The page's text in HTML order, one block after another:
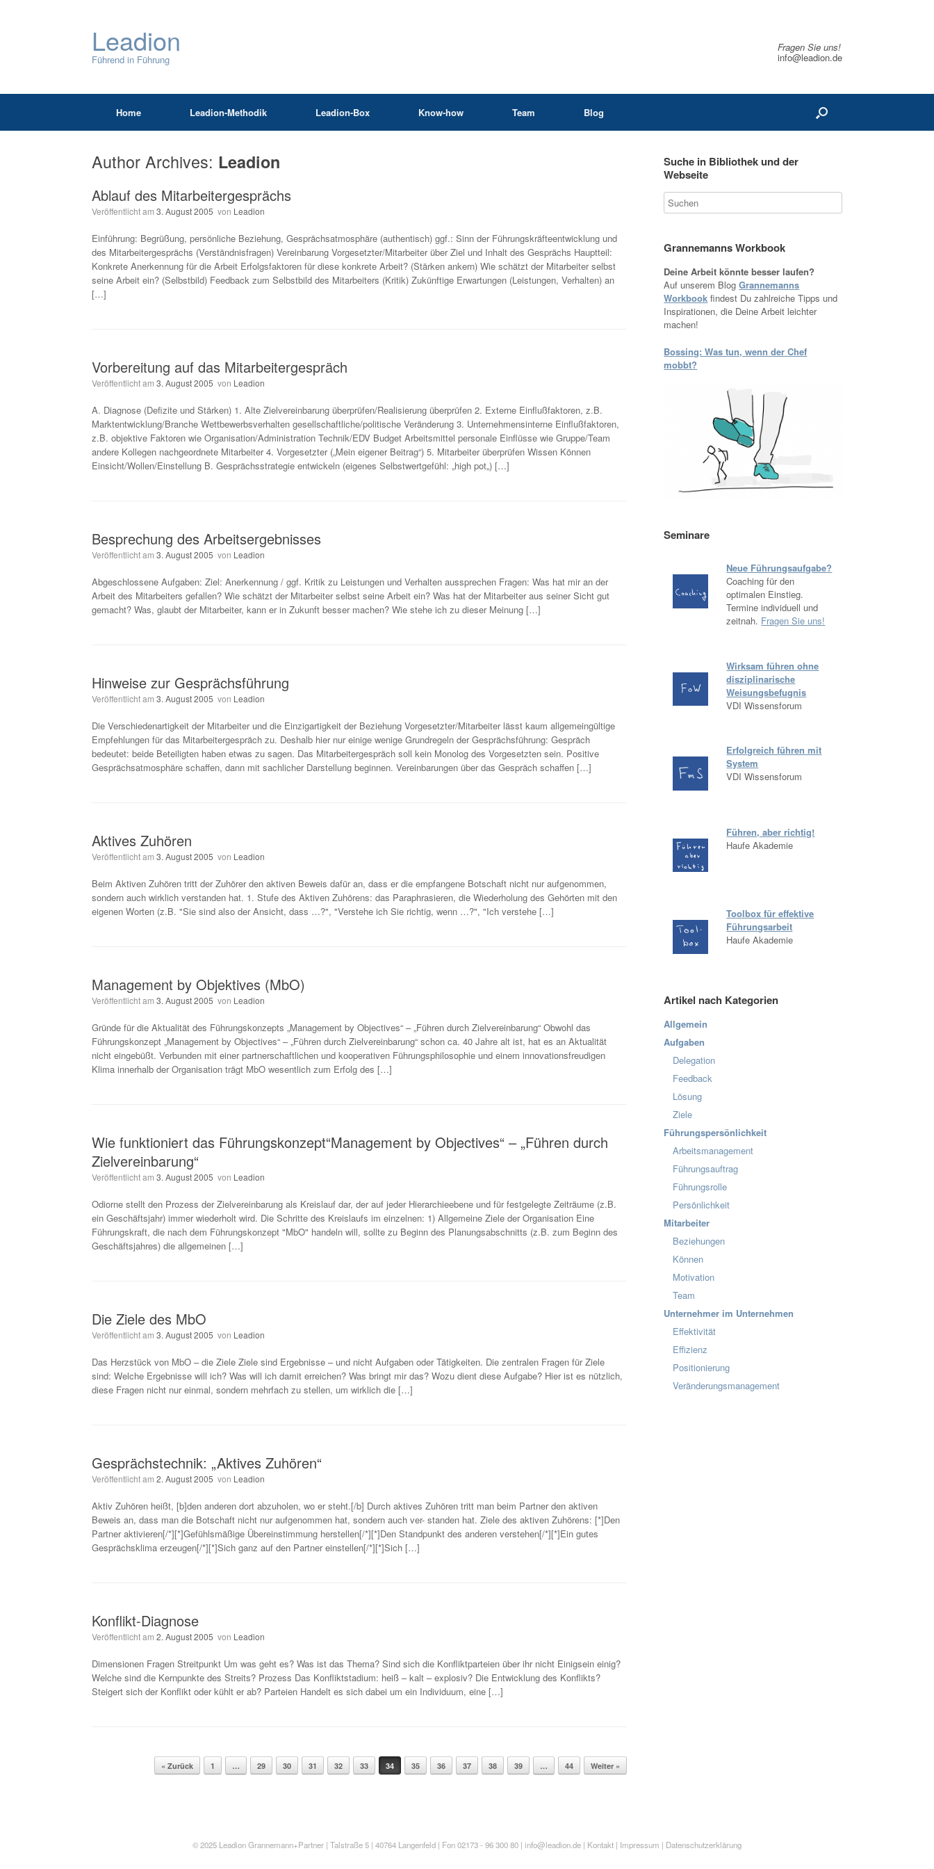
Leadion
Führend in Führung
Fragen Sie uns!
info@leadion.de
Home Leadion-Methodik Leadion-Box Know-how Team Blog
Author Archives: Leadion
Ablauf des Mitarbeitergesprächs
Veröffentlicht am 3. August 2005 von Leadion
Einführung: Begrüßung, persönliche Beziehung, Gesprächsatmosphäre (authentisch) ggf.: Sinn der Führungskräfteentwicklung und
des Mitarbeitergesprächs (Verständnisfragen) Vereinbarung Vorgesetzter/Mitarbeiter über Ziel und Inhalt des Gesprächs Hauptteil:
Konkrete Anerkennung für die Arbeit Erfolgsfaktoren für diese konkrete Arbeit? (Stärken ankern) Wie schätzt der Mitarbeiter selbst
seine Arbeit ein? (Selbstbild) Feedback zum Selbstbild des Mitarbeiters (Kritik) Zukünftige Erwartungen (Leistungen, Verhalten) an
[…]
Vorbereitung auf das Mitarbeitergespräch
Veröffentlicht am 3. August 2005 von Leadion
A. Diagnose (Defizite und Stärken) 1. Alte Zielvereinbarung überprüfen/Realisierung überprüfen 2. Externe Einflußfaktoren, z.B.
Marktentwicklung/Branche Wettbewerbsverhalten gesellschaftliche/politische Veränderung 3. Unternehmensinterne Einflußfaktoren,
z.B. objektive Faktoren wie Organisation/Administration Technik/EDV Budget Arbeitsmittel personale Einflüsse wie Gruppe/Team
andere Kollegen nachgeordnete Mitarbeiter 4. Vorgesetzter („Mein eigener Beitrag“) 5. Mitarbeiter überprüfen Wissen Können
Einsicht/Wollen/Einstellung B. Gesprächsstrategie entwickeln (eigenes Selbstwertgefühl: „high pot„) […]
Besprechung des Arbeitsergebnisses
Veröffentlicht am 3. August 2005 von Leadion
Abgeschlossene Aufgaben: Ziel: Anerkennung / ggf. Kritik zu Leistungen und Verhalten aussprechen Fragen: Was hat mir an der
Arbeit des Mitarbeiters gefallen? Wie schätzt der Mitarbeiter selbst seine Arbeit ein? Was hat der Mitarbeiter aus seiner Sicht gut
gemacht? Was, glaubt der Mitarbeiter, kann er in Zukunft besser machen? Wie stehe ich zu dieser Meinung […]
Hinweise zur Gesprächsführung
Veröffentlicht am 3. August 2005 von Leadion
Die Verschiedenartigkeit der Mitarbeiter und die Einzigartigkeit der Beziehung Vorgesetzter/Mitarbeiter lässt kaum allgemeingültige
Empfehlungen für das Mitarbeitergespräch zu. Deshalb hier nur einige wenige Grundregeln der Gesprächsführung: Gespräch
bedeutet: beide Beteiligten haben etwas zu sagen. Das Mitarbeitergespräch soll kein Monolog des Vorgesetzten sein. Positive
Gesprächsatmosphäre schaffen, dann mit sachlicher Darstellung beginnen. Vereinbarungen über das Gespräch schaffen […]
Aktives Zuhören
Veröffentlicht am 3. August 2005 von Leadion
Beim Aktiven Zuhören tritt der Zuhörer den aktiven Beweis dafür an, dass er die empfangene Botschaft nicht nur aufgenommen,
sondern auch wirklich verstanden hat. 1. Stufe des Aktiven Zuhörens: das Paraphrasieren, die Wiederholung des Gehörten mit den
eigenen Worten (z.B. "Sie sind also der Ansicht, dass …?", "Verstehe ich Sie richtig, wenn …?", "Ich verstehe […]
Management by Objektives (MbO)
Veröffentlicht am 3. August 2005 von Leadion
Gründe für die Aktualität des Führungskonzepts „Management by Objectives“ – „Führen durch Zielvereinbarung“ Obwohl das
Führungskonzept „Management by Objectives“ – „Führen durch Zielvereinbarung“ schon ca. 40 Jahre alt ist, hat es an Aktualität
nicht eingebüßt. Verbunden mit einer partnerschaftlichen und kooperativen Führungsphilosophie und einem innovationsfreudigen
Klima innerhalb der Organisation trägt MbO wesentlich zum Erfolg des […]
Wie funktioniert das Führungskonzept“Management by Objectives“ – „Führen durch
Zielvereinbarung“
Veröffentlicht am 3. August 2005 von Leadion
Odiorne stellt den Prozess der Zielvereinbarung als Kreislauf dar, der auf jeder Hierarchieebene und für festgelegte Zeiträume (z.B.
ein Geschäftsjahr) immer wiederholt wird. Die Schritte des Kreislaufs im einzelnen: 1) Allgemeine Ziele der Organisation Eine
Führungskraft, die nach dem Führungskonzept "MbO" handeln will, sollte zu Beginn des Planungsabschnitts (z.B. zum Beginn des
Geschäftsjahres) die allgemeinen […]
Die Ziele des MbO
Veröffentlicht am 3. August 2005 von Leadion
Das Herzstück von MbO – die Ziele Ziele sind Ergebnisse – und nicht Aufgaben oder Tätigkeiten. Die zentralen Fragen für Ziele
sind: Welche Ergebnisse will ich? Was will ich damit erreichen? Was bringt mir das? Wozu dient diese Aufgabe? Hier ist es nützlich,
diese Fragen nicht nur einmal, sondern mehrfach zu stellen, um wirklich die […]
Gesprächstechnik: „Aktives Zuhören“
Veröffentlicht am 2. August 2005 von Leadion
Aktiv Zuhören heißt, [b]den anderen dort abzuholen, wo er steht.[/b] Durch aktives Zuhören tritt man beim Partner den aktiven
Beweis an, dass man die Botschaft nicht nur aufgenommen hat, sondern auch ver- standen hat. Ziele des aktiven Zuhörens: [*]Den
Partner aktivieren[/*][*]Gefühlsmäßige Übereinstimmung herstellen[/*][*]Den Standpunkt des anderen verstehen[/*][*]Ein gutes
Gesprächsklima erzeugen[/*][*]Sich ganz auf den Partner einstellen[/*][*]Sich […]
Konflikt-Diagnose
Veröffentlicht am 2. August 2005 von Leadion
Dimensionen Fragen Streitpunkt Um was geht es? Was ist das Thema? Sind sich die Konfliktparteien über ihr nicht Einigsein einig?
Welche sind die Kernpunkte des Streits? Prozess Das Konfliktstadium: heiß – kalt – explosiv? Die Entwicklung des Konflikts?
Steigert sich der Konflikt oder kühlt er ab? Parteien Handelt es sich dabei um ein Individuum, eine […]
Beitragsnavigation« Zurück 1 … 29 30 31 32 33 34 35 36 37 38 39 … 44 Weiter »
Suche in Bibliothek und der
Webseite
Grannemanns Workbook
Deine Arbeit könnte besser laufen?
Auf unserem BlogGrannemanns
Workbook findest Du zahlreiche Tipps und
Inspirationen, die Deine Arbeit leichter
machen!
Bossing: Was tun, wenn der Chef
mobbt?
Seminare
Neue Führungsaufgabe?
Coaching für den
optimalen Einstieg.
Termine individuell und
zeitnah. Fragen Sie uns!
Wirksam führen ohne
disziplinarische
Weisungsbefugnis
VDI Wissensforum
Erfolgreich führen mit
System
VDI Wissensforum
Führen, aber richtig!
Haufe Akademie
Toolbox für effektive
Führungsarbeit
Haufe Akademie
Artikel nach Kategorien
Allgemein
Aufgaben
Delegation
Feedback
Lösung
Ziele
Führungspersönlichkeit
Arbeitsmanagement
Führungsauftrag
Führungsrolle
Persönlichkeit
Mitarbeiter
Beziehungen
Können
Motivation
Team
Unternehmer im Unternehmen
Effektivität
Effizienz
Positionierung
Veränderungsmanagement
© 2025 LeadionGrannemann+Partner | Talstraße 5 | 40764 Langenfeld | Fon 02173 - 96 300 80 | info@leadion.de | Kontakt | Impressum | Datenschutzerklärung